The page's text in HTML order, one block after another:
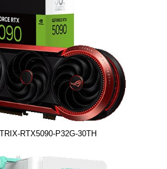
RTX5090-P32G-30TH